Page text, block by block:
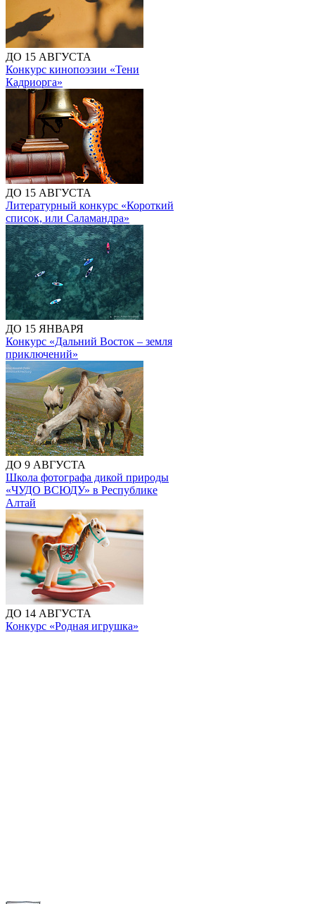
ДО 15 АВГУСТА
Конкурс кинопоэзии «Тени
Кадриорга»
ДО 15 АВГУСТА
Литературный конкурс «Короткий
список, или Саламандра»
ДО 15 ЯНВАРЯ
Конкурс «Дальний Восток – земля
приключений»
ДО 9 АВГУСТА
Школа фотографа дикой природы
«ЧУДО ВСЮДУ» в Республике
Алтай
ДО 14 АВГУСТА
Конкурс «Родная игрушка»